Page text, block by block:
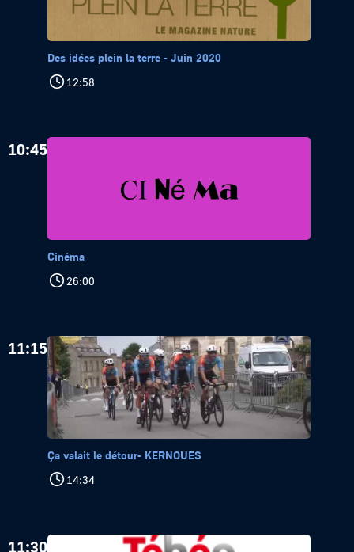
Des idées plein la terre - Juin 2020
12:58
10:45
Cinéma
26:00
11:15
Ça valait le détour- KERNOUES
14:34
11:30